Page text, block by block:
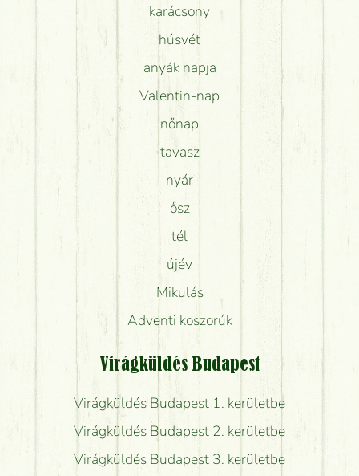
karácsony
húsvét
anyák napja
Valentin-nap
nőnap
tavasz
nyár
ősz
tél
újév
Mikulás
Adventi koszorúk
Virágküldés Budapest
Virágküldés Budapest 1. kerületbe
Virágküldés Budapest 2. kerületbe
Virágküldés Budapest 3. kerületbe